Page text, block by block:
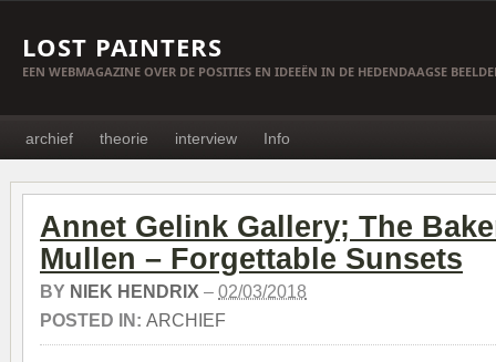
LOST PAINTERS
EEN WEBMAGAZINE OVER DE POSITIES EN IDEEËN IN DE HEDENDAAGSE
archief theorie interview Info
Annet Gelink Gallery; The
Mullen – Forgettable Sunsets
BY NIEK HENDRIX – 02/03/2018
POSTED IN: ARCHIEF